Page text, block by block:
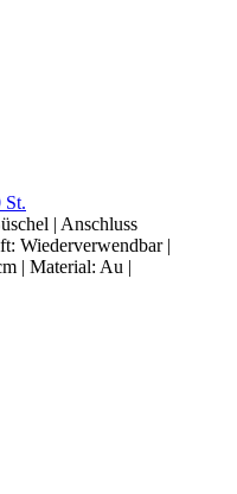
St.
| Anschluss
Wiederverwendbar |
| Material: Au |